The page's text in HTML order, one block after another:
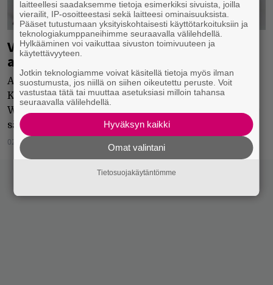
Vain elämää -konsertti Hartwall-
areenalle
Abreu, Jukka Poika, Pyhimys, Chisu, Anssi
Kela, Tuure Kilpeläinen, Suvi Teräsniska ja Arttu
Wiskari esiintyvät Leri Leskisen orkesterin
säestämänä.
02.11.2021
laitteellesi saadaksemme tietoja esimerkiksi sivuista, joilla
vierailit, IP-osoitteestasi sekä laitteesi ominaisuuksista.
Pääset tutustumaan yksityiskohtaisesti käyttötarkoituksiin ja
teknologiakumppaneihimme seuraavalla välilehdellä.
Hylkääminen voi vaikuttaa sivuston toimivuuteen ja
käytettävyyteen.
Jotkin teknologiamme voivat käsitellä tietoja myös ilman
suostumusta, jos niillä on siihen oikeutettu peruste. Voit
vastustaa tätä tai muuttaa asetuksiasi milloin tahansa
seuraavalla välilehdellä.
Hyväksyn kaikki
Omat valintani
Tietosuojakäytäntömme